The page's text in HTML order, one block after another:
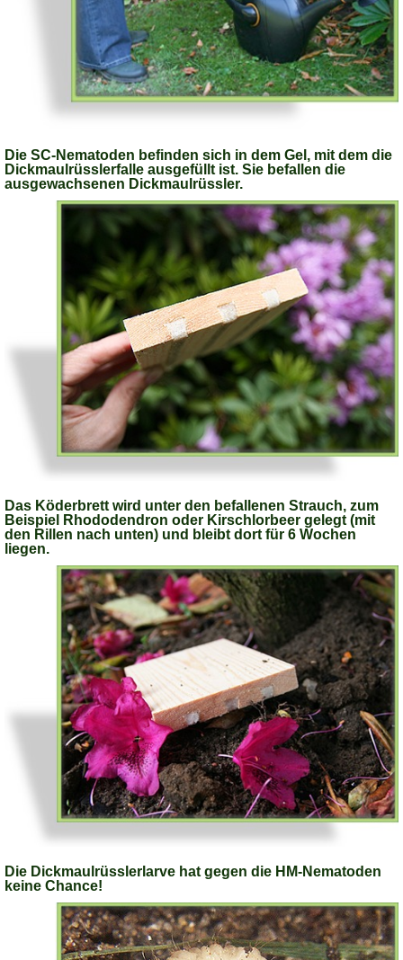
Die SC-Nematoden befinden sich in dem Gel, mit dem die
Dickmaulrüsslerfalle ausgefüllt ist. Sie befallen die
ausgewachsenen Dickmaulrüssler.
Das Köderbrett wird unter den befallenen Strauch, zum
Beispiel Rhododendron oder Kirschlorbeer gelegt (mit
den Rillen nach unten) und bleibt dort für 6 Wochen
liegen.
Die Dickmaulrüsslerlarve hat gegen die HM-Nematoden
keine Chance!